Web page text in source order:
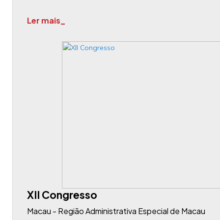
Ler mais_
XII Congresso
Macau - Região Administrativa Especial de Macau